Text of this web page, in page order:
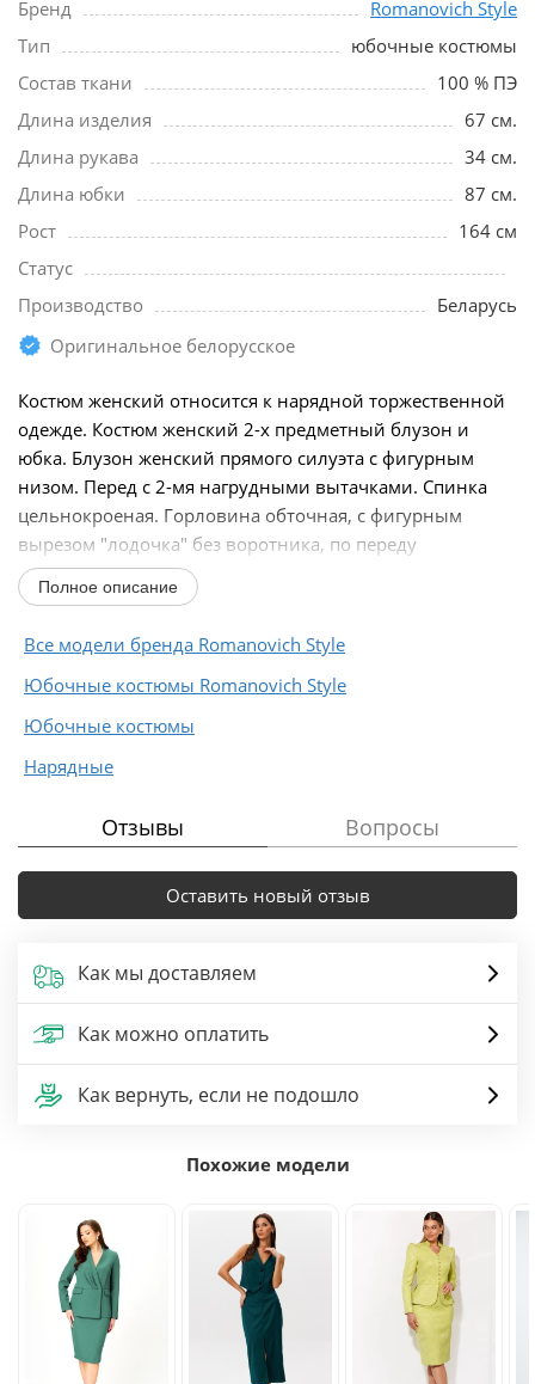
Бренд
Romanovich Style
Тип
юбочные костюмы
Состав ткани
100 % ПЭ
Длина изделия
67 см.
Длина рукава
34 см.
Длина юбки
87 см.
Рост
164 см
Статус
Производство
Беларусь
Оригинальное белорусское
Костюм женский относится к нарядной торжественной
одежде. Костюм женский 2-х предметный блузон и
юбка. Блузон женский прямого силуэта с фигурным
низом. Перед с 2-мя нагрудными вытачками. Спинка
цельнокроеная. Горловина обточная, с фигурным
вырезом "лодочка" без воротника, по переду
горловина...
Полное описание
Все модели бренда Romanovich Style
Юбочные костюмы Romanovich Style
Юбочные костюмы
Нарядные
Отзывы Вопросы
Оставить новый отзыв
Как мы доставляем
Как можно оплатить
Как вернуть, если не подошло
Похожие модели